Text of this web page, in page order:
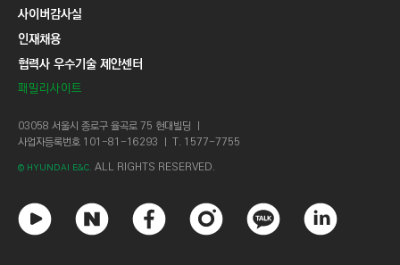
사이버감사실
인재채용
협력사 우수기술 제안센터
패밀리사이트
03058 서울시 종로구 율곡로 75 현대빌딩 ㅣ
사업자등록번호 101-81-16293 ㅣ T. 1577-7755
© HYUNDAI E&C. ALL RIGHTS RESERVED.